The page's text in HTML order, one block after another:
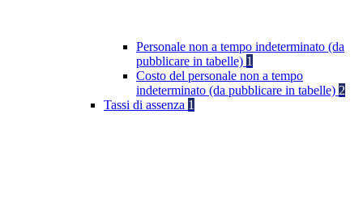
Personale non a tempo indeterminato (da
pubblicare in tabelle) 1
Costo del personale non a tempo
indeterminato (da pubblicare in tabelle) 2
Tassi di assenza 1